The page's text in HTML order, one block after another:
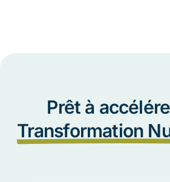
Prêt à
Transformation